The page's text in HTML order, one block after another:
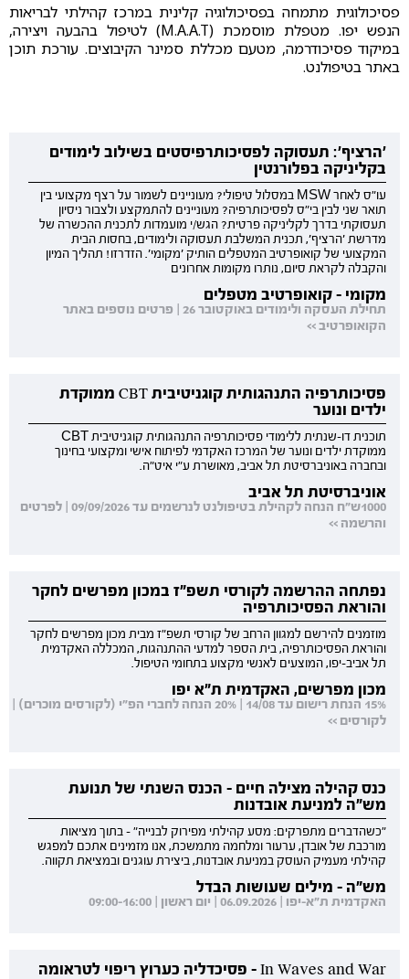
פסיכולוגית מתמחה בפסיכולוגיה קלינית במרכז קהילתי לבריאות
הנפש יפו. מטפלת מוסמכת (M.A.A.T) לטיפול בהבעה ויצירה,
במיקוד פסיכודרמה, מטעם מכללת סמינר הקיבוצים. עורכת תוכן
באתר בטיפולנט.
'הרציף': תעסוקה לפסיכותרפיסטים בשילוב לימודים
בקליניקה בפלורנטין
עו"ס לאחר MSW במסלול טיפולי? מעוניינים לשמור על רצף מקצועי בין
תואר שני לבין בי"ס לפסיכותרפיה? מעוניינים להתמקצע ולצבור ניסיון
תעסוקתי בדרך לקליניקה פרטית? הגש/י מועמדות לתכנית ההכשרה של
מדרשת 'הרציף', תכנית המשלבת תעסוקה ולימודים, בחסות הבית
המקצועי של קואופרטיב המטפלים הותיק 'מקומי'. הזדרזו! תהליך המיון
והקבלה לקראת סיום, נותרו מקומות אחרונים
מקומי - קואופרטיב מטפלים
תחילת העסקה ולימודים באוקטובר 26 | פרטים נוספים באתר
הקואופרטיב >>
פסיכותרפיה התנהגותית קוגניטיבית CBT ממוקדת
ילדים ונוער
תוכנית דו-שנתית ללימודי פסיכותרפיה התנהגותית קוגניטיבית CBT
ממוקדת ילדים ונוער של המרכז האקדמי לפיתוח אישי ומקצועי בחינוך
ובחברה באוניברסיטת תל אביב, מאושרת ע"י איט"ה.
אוניברסיטת תל אביב
1000ש"ח הנחה לקהילת בטיפולנט לנרשמים עד 09/09/2026 | לפרטים
והרשמה >>
נפתחה ההרשמה לקורסי תשפ"ז במכון מפרשים לחקר
והוראת הפסיכותרפיה
מוזמנים להירשם למגוון הרחב של קורסי תשפ"ז מבית מכון מפרשים לחקר
והוראת הפסיכותרפיה, בית הספר למדעי ההתנהגות, המכללה האקדמית
תל אביב-יפו, המוצעים לאנשי מקצוע בתחומי הטיפול.
מכון מפרשים, האקדמית ת"א יפו
15% הנחת רישום עד 14/08 | 20% הנחה לחברי הפ"י (לקורסים מוכרים) |
לקורסים >>
כנס קהילה מצילה חיים - הכנס השנתי של תנועת
מש"ה למניעת אובדנות
"כשהדברים מתפרקים: מסע קהילתי מפירוק לבנייה" - בתוך מציאות
מורכבת של אובדן, ערעור ומלחמה מתמשכת, אנו מזמינים אתכם למפגש
קהילתי מעמיק העוסק במניעת אובדנות, ביצירת עוגנים ובמציאת תקווה.
מש"ה - מילים שעושות הבדל
האקדמית ת"א-יפו | 06.09.2026 | יום ראשון | 09:00-16:00
In Waves and War - פסיכדליה כערוץ ריפוי לטראומה